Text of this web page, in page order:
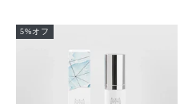
5%オフ